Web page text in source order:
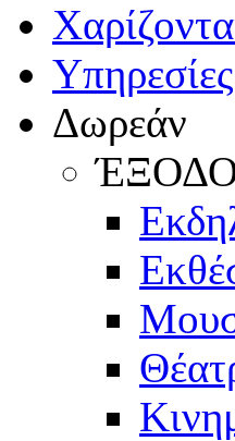
Υπηρεσίες
Δωρεάν